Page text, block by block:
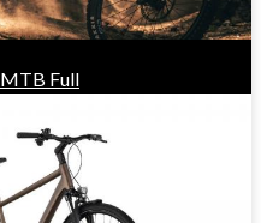
MTB Full